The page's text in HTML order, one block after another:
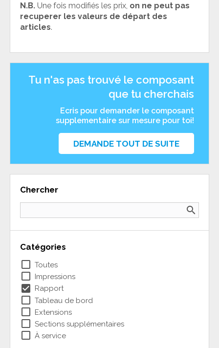
Chercher
search
Catégories
check_box_outline_blank Toutes
check_box_outline_blank Impressions
check_box Rapport
check_box_outline_blank Tableau de bord
check_box_outline_blank Extensions
check_box_outline_blank Sections supplémentaires
check_box_outline_blank À service
N.B. Une fois modifiés les prix, on ne peut pas
recuperer les valeurs de départ des
articles.
Tu n'as pas trouvé le composant
que tu cherchais
Ecris pour demander le composant
supplementaire sur mesure pour toi!
DEMANDE TOUT DE SUITE